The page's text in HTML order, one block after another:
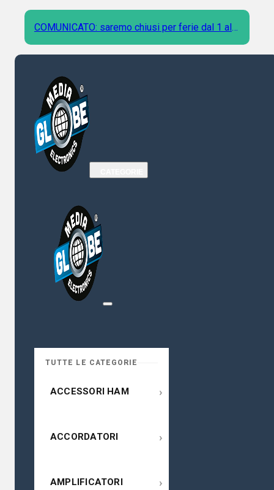
COMUNICATO: saremo chiusi per ferie dal 1 al 9
Agosto
TUTTE LE CATEGORIE
ACCESSORI HAM ›
ACCORDATORI ›
AMPLIFICATORI ›